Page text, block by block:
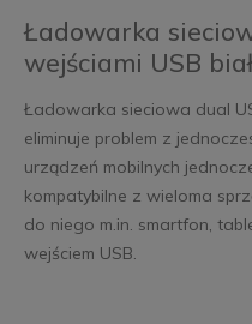
Ładowarka
wejściami USB
Ładowarka sieciowa dual
eliminuje problem z
urządzeń mobilnych
kompatybilne z wieloma
do niego m.in. smartfon,
wejściem USB.